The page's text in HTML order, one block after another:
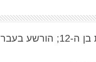
הוארך מעצר החשוד בדריסת בן ה-12; הורשע בעבר